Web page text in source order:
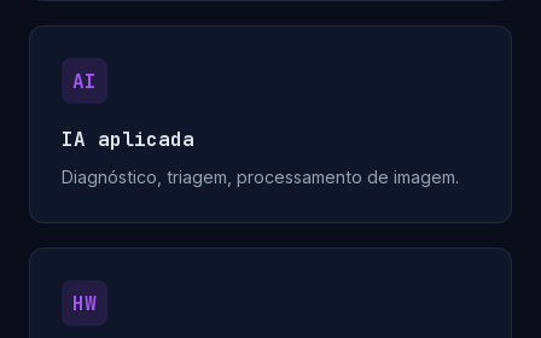
AI
IA aplicada
Diagnóstico, triagem, processamento de imagem.
HW